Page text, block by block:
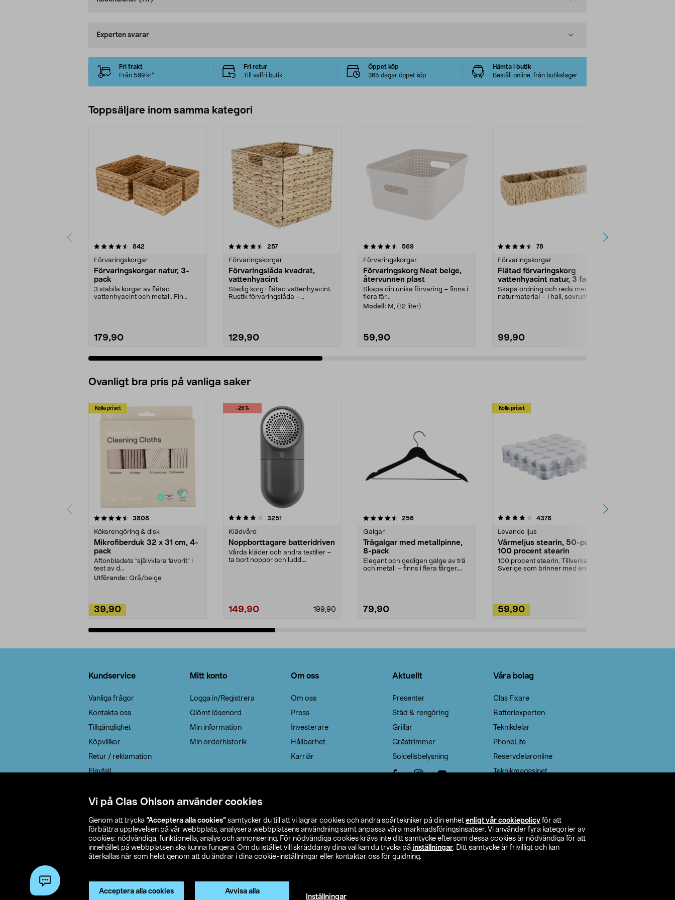
Vi på Clas Ohlson använder cookies
Genom att trycka ”Acceptera alla cookies” samtycker du till att vi lagrar cookies och andra spårtekniker på din enhet enligt vår cookiepolicy för att
förbättra upplevelsen på vår webbplats, analysera webbplatsens användning samt anpassa våra marknadsföringsinsatser. Vi använder fyra kategorier av
cookies: nödvändiga, funktionella, analys och annonsering. För nödvändiga cookies krävs inte ditt samtycke eftersom dessa cookies är nödvändiga för att
innehållet på webbplatsen ska kunna fungera. Om du istället vill skräddarsy dina val kan du trycka på inställningar. Ditt samtycke är frivilligt och kan
återkallas när som helst genom att du ändrar i dina cookie-inställningar eller kontaktar oss för guidning.
Acceptera alla cookies Avvisa alla
Inställningar
Experten svarar
Fri frakt
Från 599 kr*
Fri retur
Till valfri butik
Öppet köp
365 dagar öppet köp
Hämta i butik
Beställ online, från butikslager
Toppsäljare inom samma kategori
842
Förvaringskorgar
Förvaringskorgar natur, 3-
pack
3 stabila korgar av flätad
vattenhyacint och metall. Fin
179,90
4.5 av 5 stjärnor 257recensioner
Förvaringskorgar
Förvaringslåda kvadrat,
vattenhyacint
Stadig korg i flätad vattenhyacint.
Rustik förvaringslåda –
129,90
4.5 av 5 stjärnor 569recensioner
Förvaringskorgar
Förvaringskorg Neat beige,
återvunnen plast
Skapa din unika förvaring – finns i
flera fär...
Modell: M, (12 liter)
59,90
4.5 av 5 stjärnor 78recensioner
Förvaringskorgar
Flätad förvaringskorg
vattenhyacint natur, 3 fack
Skapa ordning och reda med
naturmaterial – i hall, sovrum eller
99,90
4.5 av 5 stjärnor
Ovanligt bra pris på vanliga saker
Kolla priset
3808recensioner
Köksrengöring & disk
Mikrofiberduk 32 x 31 cm, 4-
pack
Aftonbladets "självklara favorit” i
test av d...
Utförande: Grå/beige
39,90
-25%
4.0av 5 stjärnor 3251
Klädvård
Noppborttagare batteridriven
Vårda kläder och andra textilier –
ta bort noppor och ludd.
199,90
149,90
4.5av 5 stjärnor 256recensioner
Galgar
Trägalgar med metallpinne,
8-pack
Elegant och gedigen galge av trä
och metall – finns i flera färger.
79,90
Kolla priset
4.0av 5 stjärnor 4378recensioner
Levande ljus
Värmeljus stearin, 50-pack,
100 procent stearin
100 procent stearin. Tillverkade i
Sverige som brinner med en
59,90
4.5av 5 stjärnor
Kundservice
Vanliga frågor
Kontakta oss
Tillgänglighet
Köpvillkor
Retur / reklamation
Elavfall
Leveransalternativ
Mitt konto
Logga in/Registrera
Glömt lösenord
Min information
Min orderhistorik
Om oss
Om oss
Press
Investerare
Hållbarhet
Karriär
Aktuellt
Presenter
Städ & rengöring
Grillar
Grästrimmer
Solcellsbelysning
Våra bolag
Clas Fixare
Batteriexperten
Teknikdelar
PhoneLife
Reservdelaronline
Teknikmagasinet